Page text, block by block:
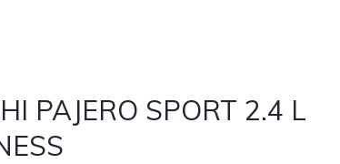
PAJERO SPORT 2.4 L